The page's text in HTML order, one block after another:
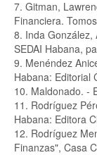
7. Gitman,
Financiera.
8. Inda González,
SEDAI Habana,
9. Menéndez
Habana: Editorial
10. Maldonado. -
11. Rodríguez
Habana: Editora
12. Rodríguez
Finanzas", Casa